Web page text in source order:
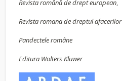
Revista română de drept european,
Revista romana de dreptul afacerilor
Pandectele române
Editura Wolters Kluwer